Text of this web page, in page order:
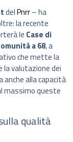
delPnrr– ha
la recente
le Case di
a 68, a
che mette la
la valutazione dei
alla capacità
massimo queste
qualità